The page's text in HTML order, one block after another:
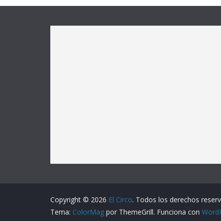
Copyright © 2026 El Circo. Todos los derechos
Tema: ColorMag por ThemeGrill. Funciona con